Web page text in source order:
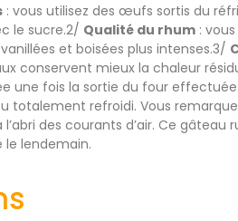
: vous utilisez des œufs sortis du
le sucre.2/ Qualité du rhum :
et boisées plus intenses.3/
conservent mieux la chaleur
une fois la sortie du four
totalement refroidi. Vous
des courants d’air. Ce
lendemain.